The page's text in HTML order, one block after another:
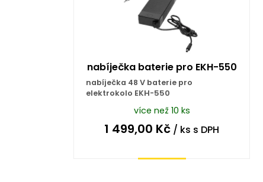
nabíječka baterie pro EKH-550
nabíječka 48 V baterie pro
elektrokolo EKH-550
více než 10 ks
1 499,00 Kč / ks s DPH